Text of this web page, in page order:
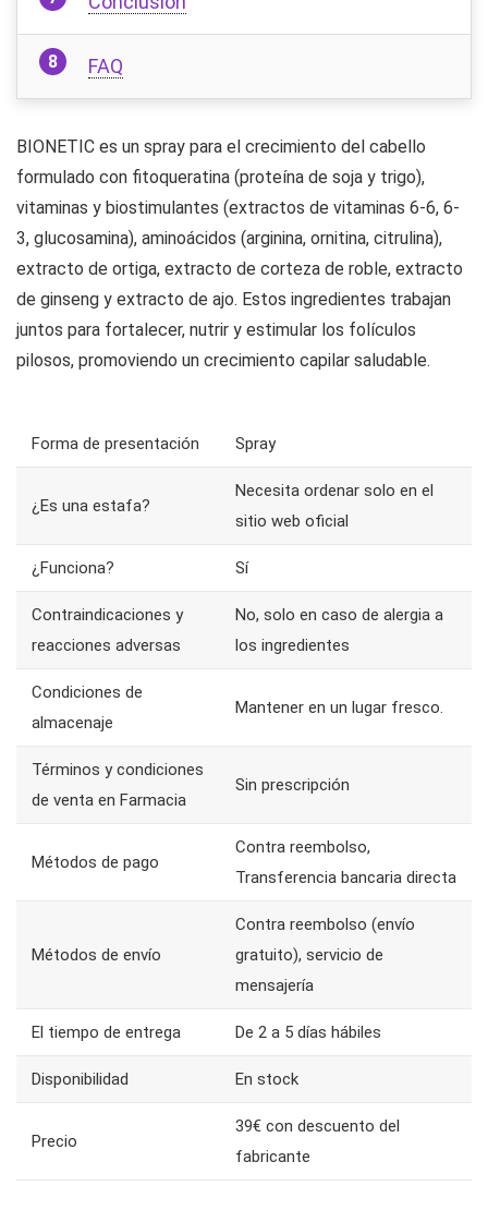
FAQ
BIONETIC es un spray para el crecimiento del cabello
formulado con fitoqueratina (proteína de soja y trigo),
vitaminas y biostimulantes (extractos de vitaminas 6-6, 6-
3, glucosamina), aminoácidos (arginina, ornitina, citrulina),
extracto de ortiga, extracto de corteza de roble, extracto
de ginseng y extracto de ajo. Estos ingredientes trabajan
juntos para fortalecer, nutrir y estimular los folículos
pilosos, promoviendo un crecimiento capilar saludable.
Forma de presentación Spray
¿Es una estafa?
Necesita ordenar solo en el
sitio web oficial
¿Funciona? Sí
Contraindicaciones y
reacciones adversas
No, solo en caso de alergia a
los ingredientes
Condiciones de
almacenaje
Mantener en un lugar fresco.
Términos y condiciones
de venta en Farmacia
Sin prescripción
Métodos de pago
Contra reembolso,
Transferencia bancaria directa
Métodos de envío
Contra reembolso (envío
gratuito), servicio de
mensajería
El tiempo de entrega De 2 a 5 días hábiles
Disponibilidad En stock
Precio
39€ con descuento del
fabricante